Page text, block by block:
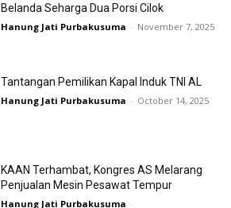
Belanda Seharga Dua Porsi Cilok
Hanung Jati Purbakusuma - November 7, 2025
Tantangan Pemilikan Kapal Induk TNI AL
Hanung Jati Purbakusuma - October 14, 2025
KAAN Terhambat, Kongres AS Melarang
Penjualan Mesin Pesawat Tempur
Hanung Jati Purbakusuma -